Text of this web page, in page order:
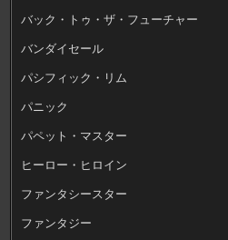
バック・トゥ・ザ・フューチャー
バンダイセール
パシフィック・リム
パニック
パペット・マスター
ヒーロー・ヒロイン
ファンタシースター
ファンタジー